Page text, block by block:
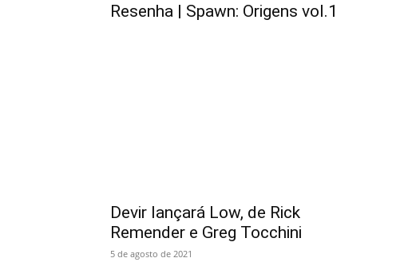
Resenha | Spawn: Origens vol.1
Devir lançará Low, de Rick
Remender e Greg Tocchini
5 de agosto de 2021